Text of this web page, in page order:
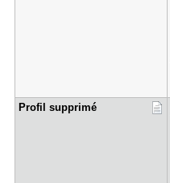
Profil sup​primé